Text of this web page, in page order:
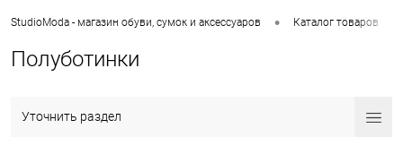
StudioModa - магазин обуви, сумок и аксессуаров • Каталог товаров
Полуботинки
Уточнить раздел